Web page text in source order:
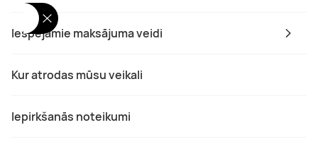
Iespējamie maksājuma veidi
Kur atrodas mūsu veikali
Iepirkšanās noteikumi